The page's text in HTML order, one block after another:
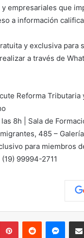
empresariales que
a información
y exclusiva para
a través de
Reforma
8h | Sala de
485 –
para miembros
99994-2711
PinterestReddit